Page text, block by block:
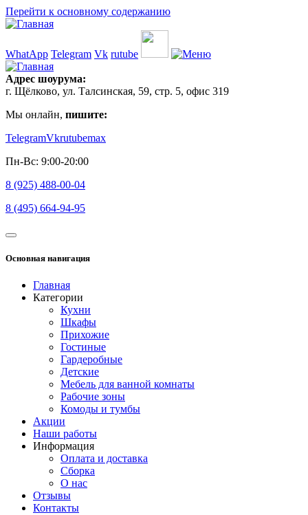
Перейти к основному содержанию
WhatApp Telegram Vk rutube
Адрес шоурума:
г. Щёлково, ул. Талсинская, 59, стр. 5, офис 319
Мы онлайн, пишите:
TelegramVkrutubemax
Пн-Вс: 9:00-20:00
8 (925) 488-00-04
8 (495) 664-94-95
Основная навигация
Главная
Категории
Кухни
Шкафы
Прихожие
Гостиные
Гардеробные
Детские
Мебель для ванной комнаты
Рабочие зоны
Комоды и тумбы
Акции
Наши работы
Информация
Оплата и доставка
Сборка
О нас
Отзывы
Контакты